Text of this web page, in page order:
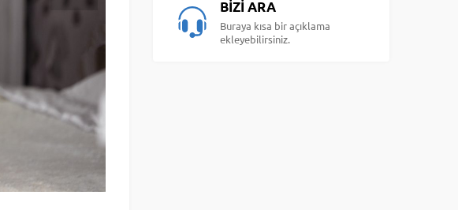
BİZİ ARA
Buraya kısa bir açıklama
ekleyebilirsiniz.